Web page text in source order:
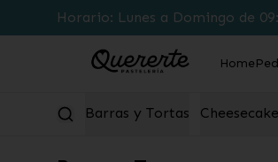
Horario: Lunes a Domingo de
Home
Barras y Tortas